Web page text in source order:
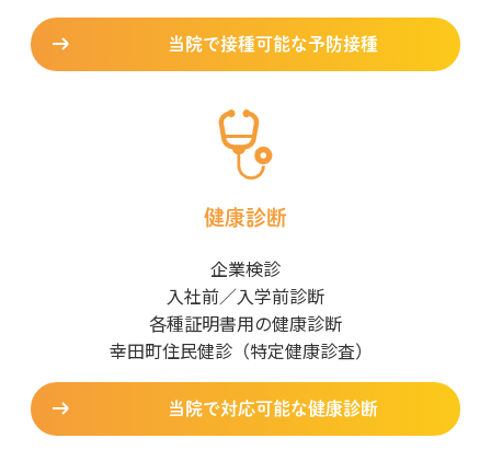
当院で接種可能な予防接種
健康診断
企業検診
入社前／入学前診断
各種証明書用の健康診断
幸田町住民健診（特定健康診査）
当院で対応可能な健康診断